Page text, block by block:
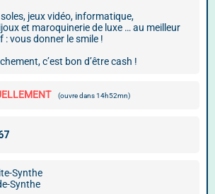
jeux vidéo, informatique,
et maroquinerie de luxe … au meilleur
: vous donner le smile !
c’est bon d’être cash !
(ouvre dans 14h52mn)
Synthe
Synthe